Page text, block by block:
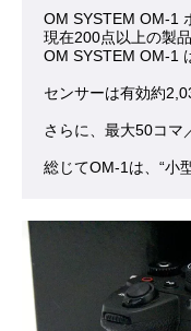
OM SYSTEM OM-1
現在200点以上の製
OM SYSTEM OM-1
センサーは有効約
さらに、最大50コマ
総じてOM-1は、“小